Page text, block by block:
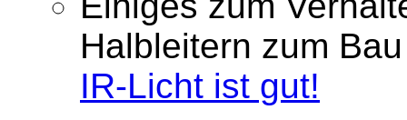
Halbleitern zum
IR-Licht ist gut!